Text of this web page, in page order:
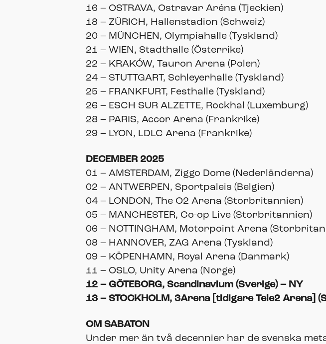
16 – OSTRAVA, Ostravar Aréna (Tjeckien)
18 – ZÜRICH, Hallenstadion (Schweiz)
20 – MÜNCHEN, Olympiahalle (Tyskland)
21 – WIEN, Stadthalle (Österrike)
22 – KRAKÓW, Tauron Arena (Polen)
24 – STUTTGART, Schleyerhalle (Tyskland)
25 – FRANKFURT, Festhalle (Tyskland)
26 – ESCH SUR ALZETTE, Rockhal (Luxemburg)
28 – PARIS, Accor Arena (Frankrike)
29 – LYON, LDLC Arena (Frankrike)
DECEMBER 2025
01 – AMSTERDAM, Ziggo Dome (Nederländerna)
02 – ANTWERPEN, Sportpaleis (Belgien)
04 – LONDON, The O2 Arena (Storbritannien)
05 – MANCHESTER, Co-op Live (Storbritannien)
06 – NOTTINGHAM, Motorpoint Arena
08 – HANNOVER, ZAG Arena (Tyskland)
09 – KÖPENHAMN, Royal Arena (Danmark)
11 – OSLO, Unity Arena (Norge)
12 – GÖTEBORG, Scandinavium (Sverige) – NY
13 – STOCKHOLM, 3Arena [tidigare Tele2 Arena]
OM SABATON
Under mer än två decennier har de svenska